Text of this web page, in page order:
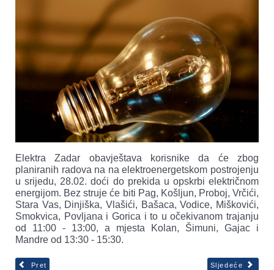
Elektra Zadar obavještava korisnike da će zbog
planiranih radova na na elektroenergetskom postrojenju
u srijedu, 28.02. doći do prekida u opskrbi električnom
energijom. Bez struje će biti Pag, Košljun, Proboj, Vrčići,
Stara Vas, Dinjiška, Vlašići, Bašaca, Vodice, Miškovići,
Smokvica, Povljana i Gorica i to u očekivanom trajanju
od 11:00 - 13:00, a mjesta Kolan, Šimuni, Gajac i
Mandre od 13:30 - 15:30.
Pret Sljedeće